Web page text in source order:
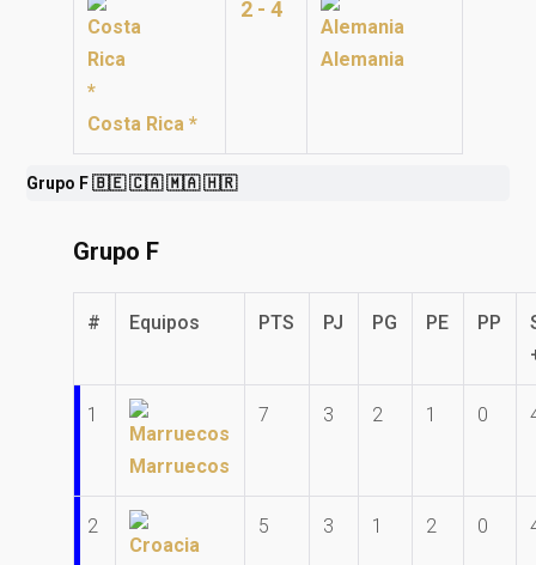
Costa Rica *
2 - 4
Alemania
Grupo F 🇧🇪 🇨🇦 🇲🇦 🇭🇷
Grupo F
# Equipos PTS PJ PG PE PP
1
Marruecos
7 3 2 1 0
2 5 3 1 2 0